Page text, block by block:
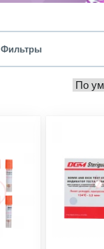
Фильтры